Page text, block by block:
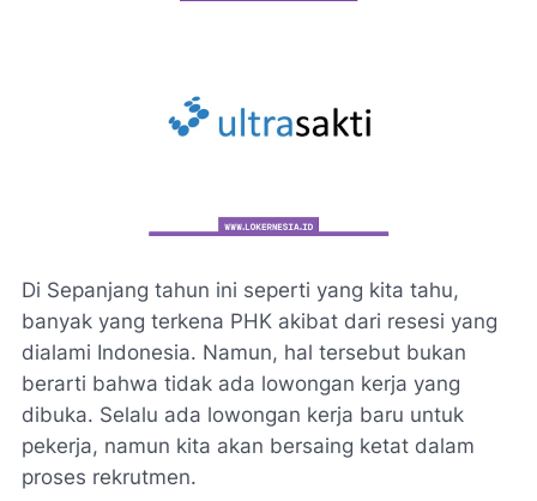
Di Sepanjang tahun ini seperti yang kita tahu,
banyak yang terkena PHK akibat dari resesi yang
dialami Indonesia. Namun, hal tersebut bukan
berarti bahwa tidak ada lowongan kerja yang
dibuka. Selalu ada lowongan kerja baru untuk
pekerja, namun kita akan bersaing ketat dalam
proses rekrutmen.